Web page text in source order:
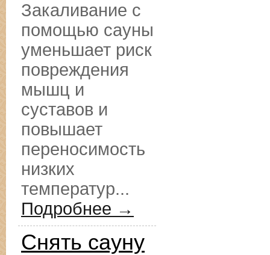
Закаливание с
помощью сауны
уменьшает риск
повреждения
мышц и
суставов и
повышает
переносимость
низких
температур...
Подробнее →
Снять сауну